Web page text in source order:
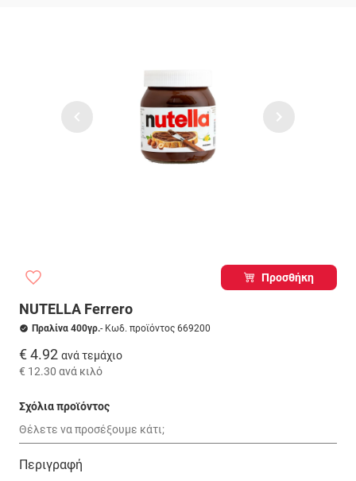
Προσθήκη
NUTELLA Ferrero
Πραλίνα 400γρ.- Κωδ. προϊόντος 669200
€ 4.92 ανά τεμάχιο
€ 12.30 ανά κιλό
Σχόλια προϊόντος
Περιγραφή